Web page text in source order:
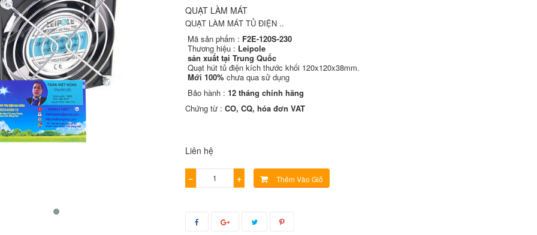
QUẠT LÀM MÁT
QUẠT LÀM MÁT TỦ ĐIỆN ..
Mã sản phẩm : F2E-120S-230
Thương hiệu : Leipole
sản xuất tại Trung Quốc
Quạt hút tủ điện kích thước khối 120x120x38mm.
Mới 100% chưa qua sử dụng
Bảo hành : 12 tháng chính hãng
Chứng từ : CO, CQ, hóa đơn VAT
Liên hệ
− + Thêm Vào Giỏ